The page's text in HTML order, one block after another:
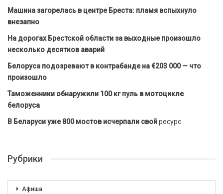
Машина загорелась в центре Бреста: пламя вспыхнуло
внезапно
На дорогах Брестской области за выходные произошло
несколько десятков аварий
Белоруса подозревают в контрабанде на €203 000 — что
произошло
Таможенники обнаружили 100 кг пуль в мотоцикле
белоруса
В Беларуси уже 800 мостов исчерпали свойресурс
Рубрики
Афиша